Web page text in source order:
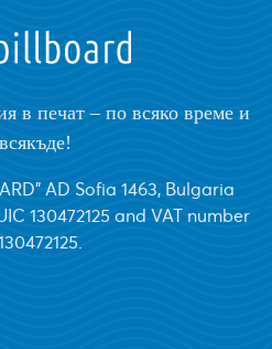
в печат – по всяко време и
AD Sofia 1463, Bulgaria
130472125 and VAT number